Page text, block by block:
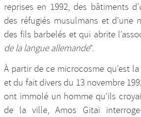
reprises en 1992, des bâtiments
des réfugiés musulmans et d’une
des fils barbelés et qui abrite
de la langue allemande".
À partir de ce microcosme qu’est
et du fait divers du 13 novembre
ont immolé un homme qu’ils
de la ville, Amos Gitaï